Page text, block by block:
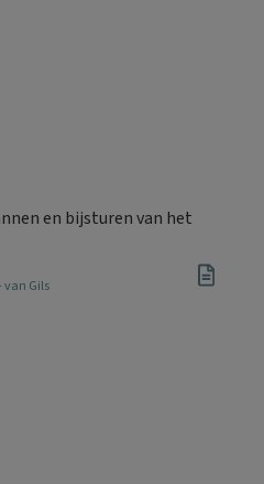
en bijsturen van het
van Gils